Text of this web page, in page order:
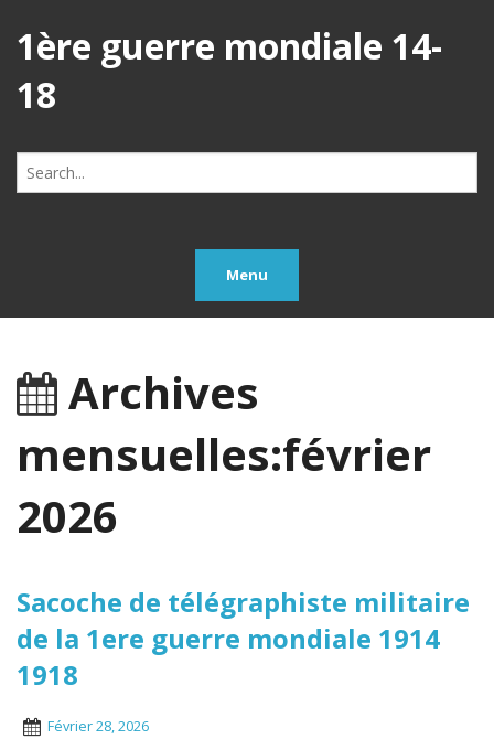
1ère guerre mondiale 14-
18
Search
for:
Menu
Archives
mensuelles:février
2026
Sacoche de télégraphiste militaire
de la 1ere guerre mondiale 1914
1918
Février 28, 2026